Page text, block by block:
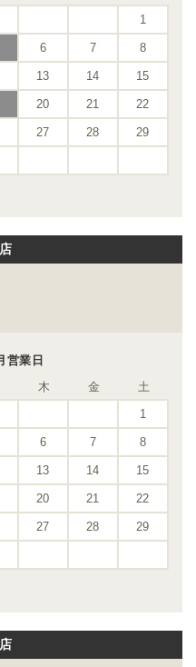
1
6 7 8
13 14 15
20 21 22
27 28 29
営業日
木 金
土
1
6 7 8
13 14 15
20 21 22
27 28 29